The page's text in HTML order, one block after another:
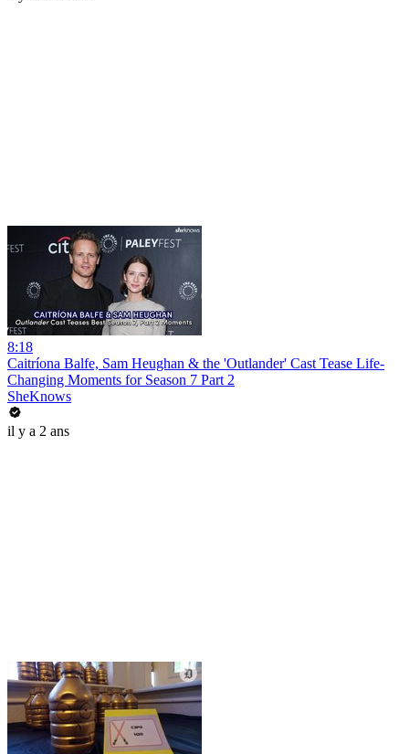
8:18
Caitríona Balfe, Sam Heughan & the 'Outlander' Cast Tease Life-
Changing Moments for Season 7 Part 2
SheKnows
il y a 2 ans